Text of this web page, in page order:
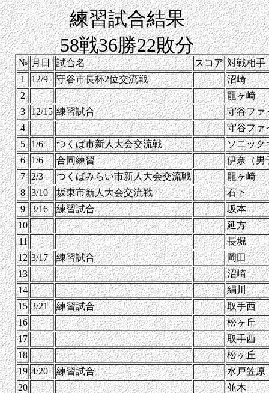
練習試合結果
58戦36勝22敗分
№ 月日 試合名 スコア 対戦相手
1 12/9 守谷市長杯2位交流戦
沼崎
2
龍ヶ崎
3 12/15 練習試合
守谷ファ
4
守谷ファ
5 1/6 つくば市新人大会交流戦
ソニック
6 1/6 合同練習
伊奈（男
7 2/3 つくばみらい市新人大会交流戦
龍ヶ崎
8 3/10 坂東市新人大会交流戦
石下
9 3/16 練習試合
坂本
10
延方
11
長堀
12 3/17 練習試合
岡田
13
沼崎
14
絹川
15 3/21 練習試合
取手西
16
松ヶ丘
17
取手西
18
松ヶ丘
19 4/20 練習試合
水戸笠原
20
並木